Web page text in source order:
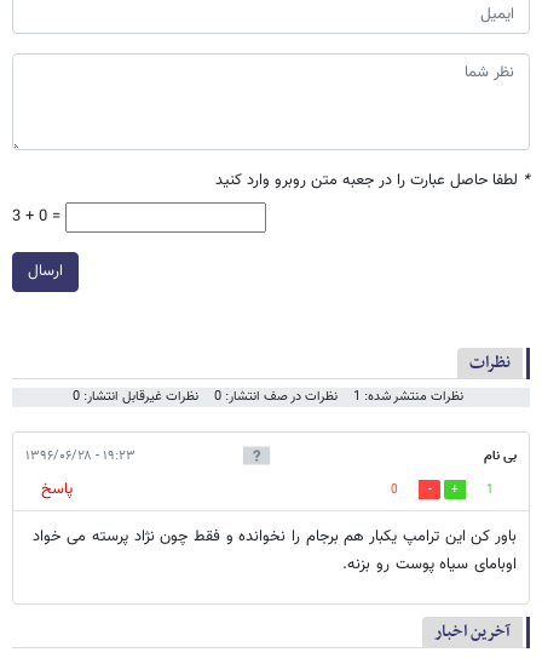
* لطفا حاصل عبارت را در جعبه متن روبرو وارد کنید
3 + 0 =
ارسال
نظرات
نظرات منتشر شده: 1 نظرات در صف انتشار: 0 نظرات غیرقابل انتشار: 0
بی نام ۱۹:۲۳ - ۱۳۹۶/۰۶/۲۸
1
0
پاسخ
باور کن این ترامپ یکبار هم برجام را نخوانده و فقط چون نژاد پرسته می خواد
اوبامای سیاه پوست رو بزنه.
آخرین اخبار